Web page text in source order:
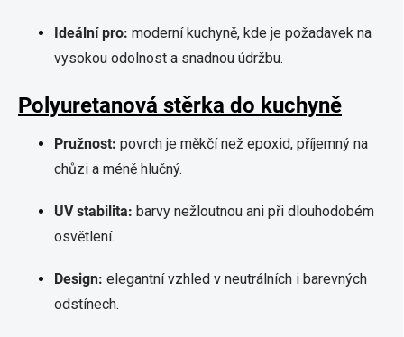
Ideální pro: moderní kuchyně, kde je požadavek na
vysokou odolnost a snadnou údržbu.
Polyuretanová stěrka do kuchyně
Pružnost: povrch je měkčí než epoxid, příjemný na
chůzi a méně hlučný.
UV stabilita: barvy nežloutnou ani při dlouhodobém
osvětlení.
Design: elegantní vzhled v neutrálních i barevných
odstínech.